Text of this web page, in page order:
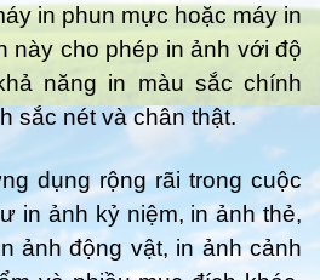
in phun mực hoặc máy in
này cho phép in ảnh với độ
năng in màu sắc chính
sắc nét và chân thật.
dụng rộng rãi trong cuộc
in ảnh kỷ niệm, in ảnh thẻ,
ảnh động vật, in ảnh cảnh